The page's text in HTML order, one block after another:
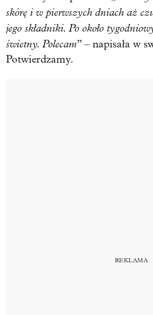
skórę i w pierwszych dniach aż
jego składniki. Po około
świetny. Polecam” – napisała w
Potwierdzamy.